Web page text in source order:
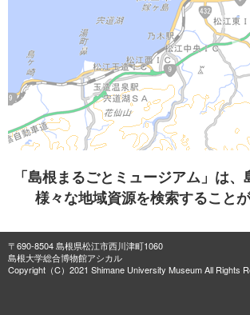
「島根まるごとミュージアム」は
様々な地域資源を検索することが
〒690-8504 島根県松江市西川津町1060
島根大学総合博物館アシカル
Copyright（C）2021 Shimane University Museum All Rights